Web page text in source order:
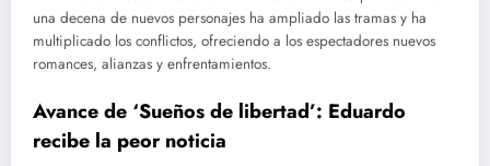
una decena de nuevos personajes ha ampliado las tramas y ha
multiplicado los conflictos, ofreciendo a los espectadores nuevos
romances, alianzas y enfrentamientos.
Avance de ‘Sueños de libertad’: Eduardo
recibe la peor noticia